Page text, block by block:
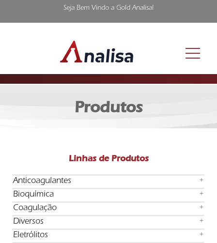
Seja Bem Vindo a Gold Analisa!
Produtos
Linhas de Produtos
Anticoagulantes +
Bioquímica +
Coagulação +
Diversos +
Eletrólitos +